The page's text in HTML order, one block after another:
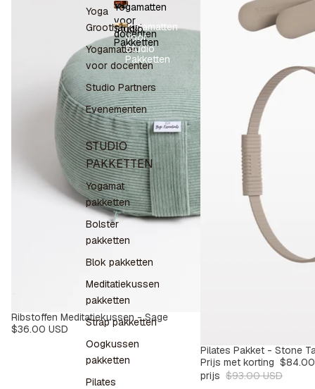
Yoga
Groothandel
Yogamatten
voor docenten
Studio Partners
Evenementen
STUDIO
PAKKETTEN
Yogamat
pakketten
Bolster
pakketten
Blok pakketten
Meditatiekussen
pakketten
Strap pakketten
Oogkussen
pakketten
Pilates
Yogamatten
voor
docenten
Yogamatten
voor
docenten
Studio
Pakketten
Studio
Pakketten
Ribstoffen Meditatiekussen - Sage
$36.00 USD
SALE
-9%
Pilates Pakket - Stone
Prijs met korting $84.00
prijs $93.00 USD